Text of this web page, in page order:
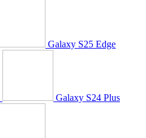
Galaxy S25 Edge
Galaxy S24 Plus